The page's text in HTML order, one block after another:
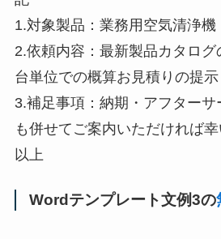
1.対象製品：業務用空気清浄機
2.依頼内容：最新製品カタロ
台単位での概算お見積りの提示
3.補足事項：納期・アフター
も併せてご案内いただければ
以上
Wordテンプレート文例3の